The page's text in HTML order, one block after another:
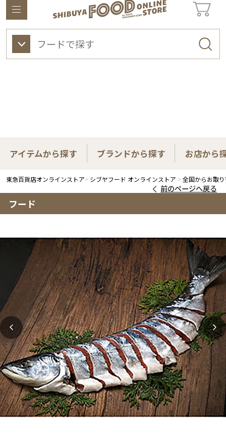
東急百貨店オンラインストアについて
ワイン ビューティー ギフト&ライフスタイル
アイテムから探す ブランドから探す お店から
東急百貨店オンラインストア シブヤフード オンラインストア 全国からお取
前のページへ戻る
フード